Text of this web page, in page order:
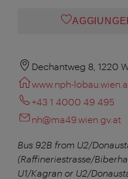
Dechantweg 8, 1220
www.nph-
+43 1 4000 49 495
nh@ma49.wien.gv.at
Bus 92B from U2/
(Raffineriestrasse/
U1/Kagran or U2/